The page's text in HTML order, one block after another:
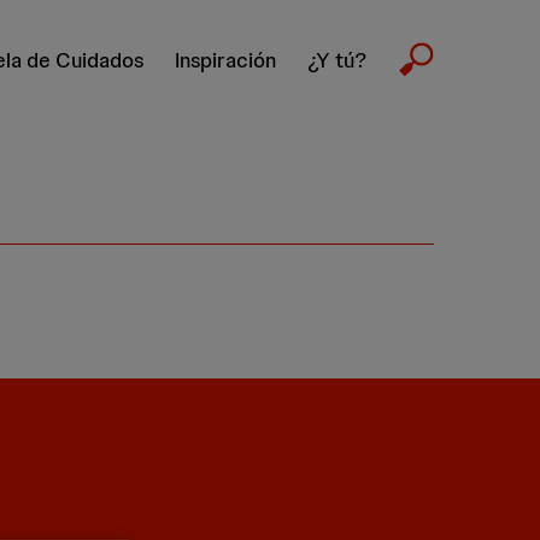
de Cuidados Inspiración ¿Y tú?